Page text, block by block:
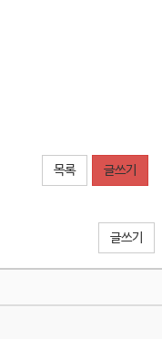
목록 글쓰기
글쓰기